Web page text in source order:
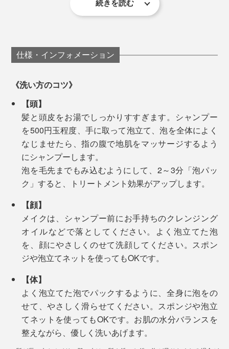
肌がつっぱる感じは、まずありません。
今までのように、化粧水にオイル、クリームと、何重も
塗り重ねるような保湿ケアは、必要ないはずです。
1本で、頭から足まで全身洗えて、特別な保湿ケアもい
らない……『MANGETSU（満月）』『SINGETSU（新
月）』で、体も気持ちもずっとラクに。
こだわりの「泡」は、泡立ちがよくて、モチモチの感
触。汚れをしっかり浮かしながら、洗い上がりの肌はし
っとり。髪もスルリとまとまる——1回で、ここまで心
地よい全身洗いができる『MANGETSU（満月）』
『SINGETSU（新月）』の成分は、
特長1
髪や肌が持つバリア機能を守りながら、汚れを落と
すアミノ系洗浄成分
特長2
世界85ヵ国でオーガニック認証の実績がある「エコ
特長3
99％以上の生分解性がある、環境に配慮した成分
特長4
例えるなら、山や森、植物園へ足を入れた時に、フワッ
『MANGETSU（満月）』はやや甘めの香り、
『SINGETSU（新月）』はフレッシュな柑橘の香りで、
私はその日の気分で使い分けています。
洗い上がりは、『Jam Label』のよさがそのまま活きて
います。豊かな泡で、頭からつま先までを包むように洗
って、一気に流すと、髪も肌もしっとり。その頃には、
もう香りは落ち着いて、ほとんど感じません。
お風呂上がりは、肌が滑るような、ぬめりが残ります
しっとり感」が長く続くように感じます。
実は、MONOCOの原稿の〆切日は、忙しさと疲れで、
お風呂を翌朝に延ばしがちだったのですが（笑）、
『MANGETSU（満月）』『SINGETSU（新月）』を使
うようになってからは、忙しくても、夜のうちにお風呂
へ入るようになりました！
香りを感じると、山や公園で自然に触れた時の記憶や心
地よさを思い出して、それまでの仕事から意識が“離れ
続きを読む
仕様・インフォメーション
《洗い方のコツ》
【頭】
髪と頭皮をお湯でしっかりすすぎます。シャンプー
を500円玉程度、手に取って泡立て、泡を全体によく
なじませたら、指の腹で地肌をマッサージするよう
にシャンプーします。
泡を毛先までもみ込むようにして、2～3分「泡パッ
ク」すると、トリートメント効果がアップします。
【顔】
メイクは、シャンプー前にお手持ちのクレンジング
オイルなどで落としてください。よく泡立てた泡
を、顔にやさしくのせて洗顔してください。スポン
ジや泡立てネットを使ってもOKです。
【体】
よく泡立てた泡でパックするように、全身に泡をの
せて、やさしく滑らせてください。スポンジや泡立
てネットを使ってもOKです。お肌の水分バランスを
整えながら、優しく洗いあげます。